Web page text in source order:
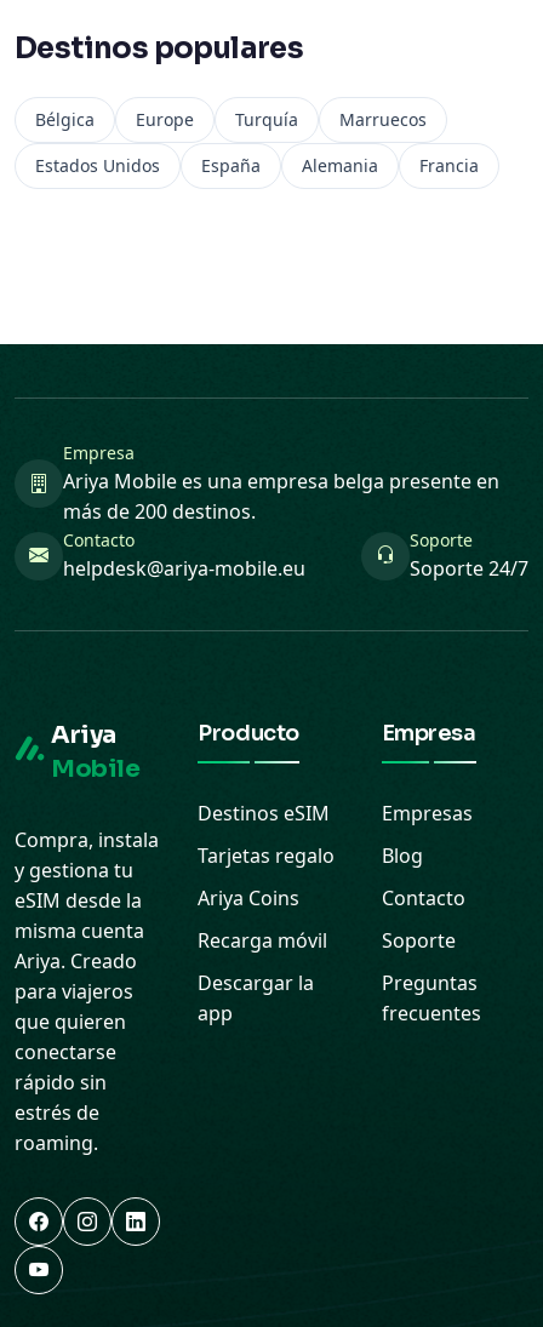
Destinos populares
Bélgica Europe Turquía
Marruecos
Estados Unidos
España Alemania Francia
Empresa
Ariya Mobile es una empresa belga presente en
más de 200 destinos.
Contacto
helpdesk@ariya-mobile.eu
Soporte
Soporte 24/7
Ariya
Mobile
Compra, instala
y gestiona tu
eSIM desde la
misma cuenta
Ariya. Creado
para viajeros
que quieren
conectarse
rápido sin
estrés de
roaming.
Producto
Destinos eSIM
Tarjetas regalo
Ariya Coins
Recarga móvil
Descargar la
app
Empresa
Empresas
Blog
Contacto
Soporte
Preguntas
frecuentes